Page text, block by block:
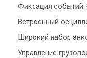
Фиксация событий
Встроенный
Широкий набор
Управление